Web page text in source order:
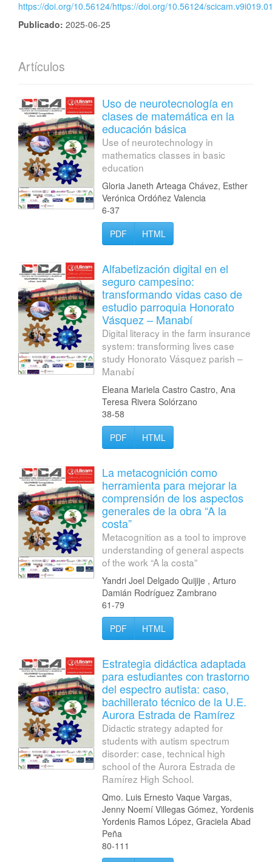
https://doi.org/10.56124/https://doi.org/10.56124/
Publicado: 2025-06-25
Artículos
Uso de neurotecnología en
clases de matemática en la
educación básica
Use of neurotechnology in
mathematics classes in basic
education
Gloria Janeth Arteaga Chávez, Esther
Verónica Ordóñez Valencia
6-37
PDF
HTML
Alfabetización digital en el
seguro campesino:
transformando vidas caso de
estudio parroquia Honorato
Vásquez – Manabí
Digital literacy in the farm insurance
system: transforming lives case
study Honorato Vásquez parish –
Manabí
Eleana Mariela Castro Castro, Ana
Teresa Rivera Solórzano
38-58
PDF
HTML
La metacognición como
herramienta para mejorar la
comprensión de los aspectos
generales de la obra “A la
costa”
Metacognition as a tool to improve
understanding of general aspects
of the work “A la costa”
Yandri Joel Delgado Quijije , Arturo
Damián Rodríguez Zambrano
61-79
PDF
HTML
Estrategia didáctica adaptada
para estudiantes con trastorno
del espectro autista: caso,
bachillerato técnico de la U.E.
Aurora Estrada de Ramírez
Didactic strategy adapted for
students with autism spectrum
disorder: case, technical high
school of the Aurora Estrada de
Ramírez High School.
Qmo. Luis Ernesto Vaque Vargas,
Jenny Noemí Villegas Gómez, Yordenis
Yordenis Ramos López, Graciela Abad
Peña
80-111